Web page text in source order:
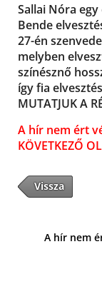
Sallai Nóra
Bende
27-én
melyben
színésznő
így fia
MUTATJUK A
A hír nem ért
KÖVETKEZŐ
Vissza
A hír nem